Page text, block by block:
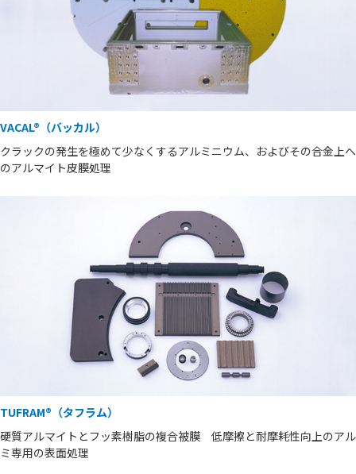
VACAL®（バッカル）
クラックの発生を極めて少なくするアルミニウム、およびその合金上へ
のアルマイト皮膜処理
TUFRAM®（タフラム）
硬質アルマイトとフッ素樹脂の複合被膜 低摩擦と耐摩耗性向上のアル
ミ専用の表面処理